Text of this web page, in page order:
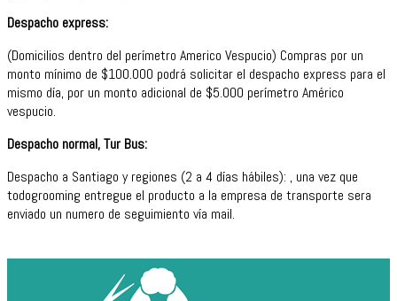
Despacho express:
(Domicilios dentro del perímetro Americo Vespucio) Compras por un
monto mínimo de $100.000 podrá solicitar el despacho express para el
mismo día, por un monto adicional de $5.000 perímetro Américo
vespucio.
Despacho normal, Tur Bus:
Despacho a Santiago y regiones (2 a 4 días hábiles): , una vez que
todogrooming entregue el producto a la empresa de transporte sera
enviado un numero de seguimiento vía mail.